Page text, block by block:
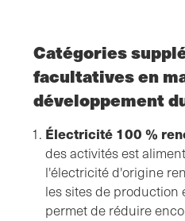
Catégories
facultatives en
développement
Électricité 100 %
des activités est
l'électricité d'origine
les sites de production
permet de réduire